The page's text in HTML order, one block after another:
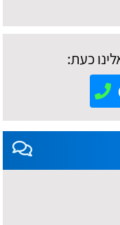
כעת: